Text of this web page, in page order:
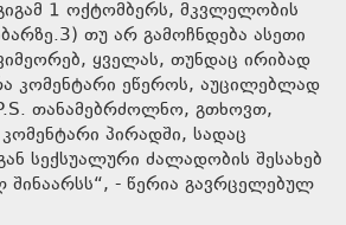
1 ოქტომბერს, მკვლელობის
თუ არ გამოჩნდება ასეთი
ყველას, თუნდაც ირიბად
კომენტარი ეწეროს, აუცილებლად
თანამებრძოლნო, გთხოვთ,
პირადში, სადაც
სექსუალური ძალადობის შესახებ
- წერია გავრცელებულ